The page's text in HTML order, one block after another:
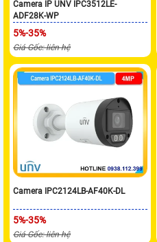
Camera IP UNV IPC3512LE-
ADF28K-WP
5%-35%
Giá Gốc: liên hệ
Camera IPC2124LB-AF40K-DL
5%-35%
Giá Gốc: liên hệ